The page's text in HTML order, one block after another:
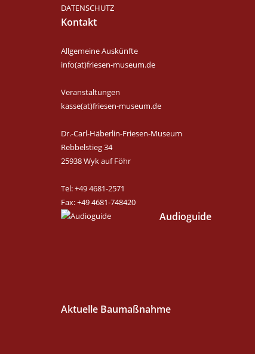
DATENSCHUTZ
Kontakt
Allgemeine Auskünfte
info(at)friesen-museum.de
Veranstaltungen
kasse(at)friesen-museum.de
Dr.-Carl-Häberlin-Friesen-Museum
Rebbelstieg 34
25938 Wyk auf Föhr
Tel: +49 4681-2571
Fax: +49 4681-748420
Audioguide
Aktuelle Baumaßnahme